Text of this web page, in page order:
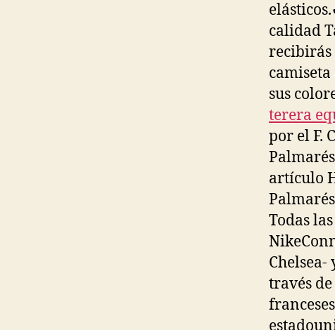
calidad
recibirás
sus
terera
por el F.
artículo
Todas
Chelsea-
través